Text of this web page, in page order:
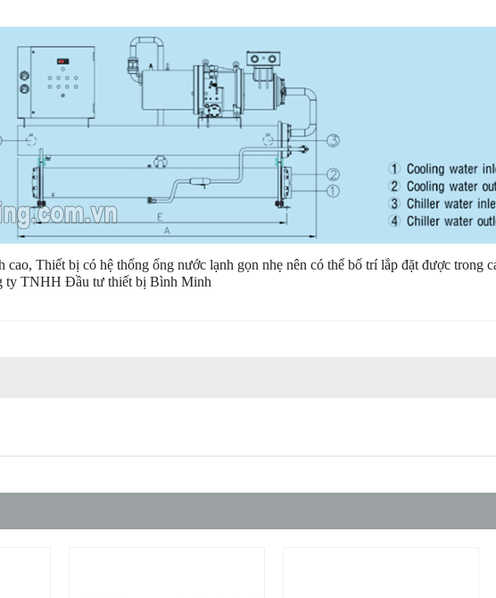
cao, Thiết bị có hệ thống ống nước lạnh gọn nhẹ nên có thể bố trí lắp đặt được trong
ty TNHH Đầu tư thiết bị Bình Minh